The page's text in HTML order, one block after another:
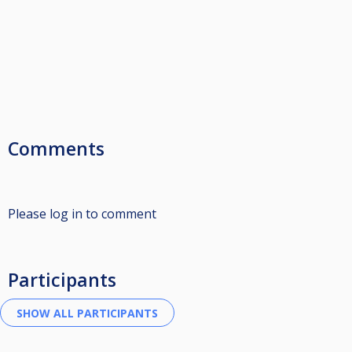
Comments
Please log in to comment
Participants